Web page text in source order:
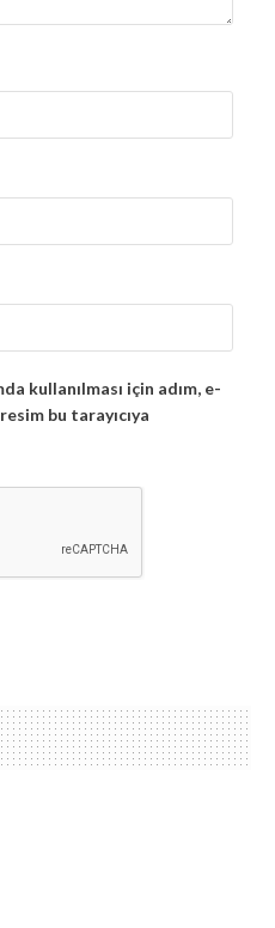
kullanılması için adım, e-
bu tarayıcıya